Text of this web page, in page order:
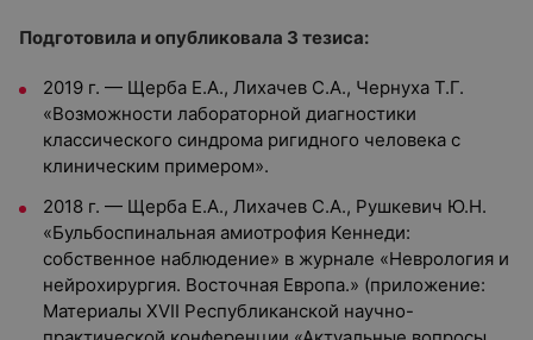
Подготовила и опубликовала 3 тезиса:
2019 г. — Щерба Е.А., Лихачев С.А., Чернуха Т.Г.
«Возможности лабораторной диагностики
классического синдрома ригидного человека с
клиническим примером».
2018 г. — Щерба Е.А., Лихачев С.А., Рушкевич Ю.Н.
«Бульбоспинальная амиотрофия Кеннеди:
собственное наблюдение» в журнале «Неврология и
нейрохирургия. Восточная Европа.» (приложение:
Материалы XVII Республиканской научно-